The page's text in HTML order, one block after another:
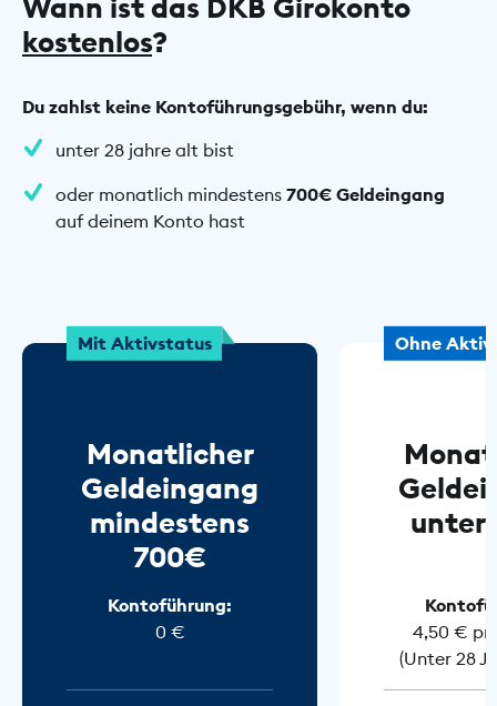
Wann ist das DKB Girokonto
kostenlos?
Du zahlst keine Kontoführungsgebühr, wenn du:
unter 28 jahre alt bist
oder monatlich mindestens 700€ Geldeingang
auf deinem Konto hast
Mit Aktivstatus
Monatlicher
Geldeingang
mindestens
700€
Kontoführung:
0 €
Ohne
unter
4,50 €
(Unter 28